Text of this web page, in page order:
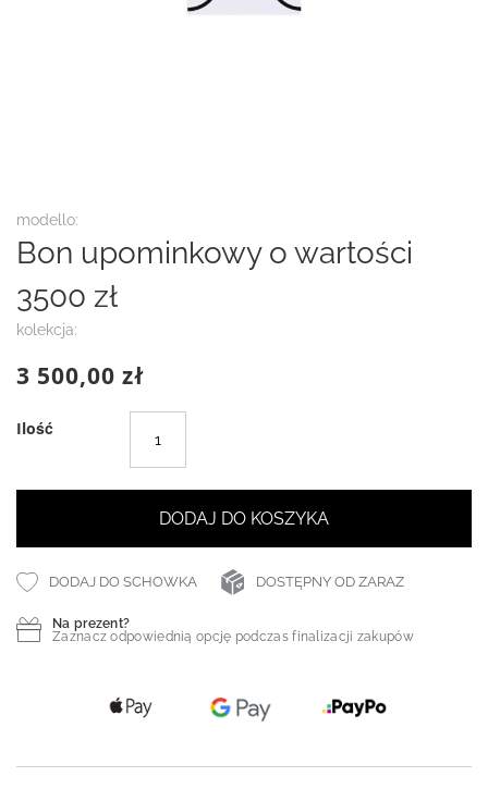
modello:
Bon upominkowy o wartości
3500 zł
kolekcja:
3 500,00 zł
Ilość
DODAJ DO KOSZYKA
DODAJ DO SCHOWKA DOSTĘPNY OD ZARAZ
Na prezent?
Zaznacz odpowiednią opcję podczas finalizacji zakupów
Przejdź
na
początek